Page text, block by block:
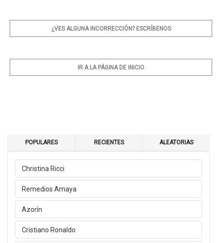
¿VES ALGUNA INCORRECCIÓN? ESCRÍBENOS
IR A LA PÁGINA DE INICIO
POPULARES RECIENTES ALEATORIAS
Christina Ricci
Remedios Amaya
Azorín
Cristiano Ronaldo